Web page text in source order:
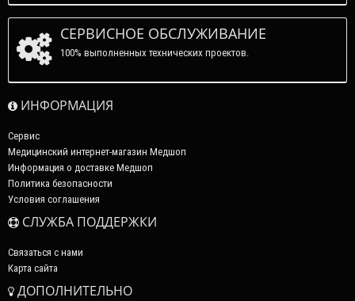
СЕРВИСНОЕ ОБСЛУЖИВАНИЕ
100% выполненных технических проектов.
ИНФОРМАЦИЯ
Сервис
Медицинский интернет-магазин Медшоп
Информация о доставке Медшоп
Политика безопасности
Условия соглашения
СЛУЖБА ПОДДЕРЖКИ
Связаться с нами
Карта сайта
ДОПОЛНИТЕЛЬНО